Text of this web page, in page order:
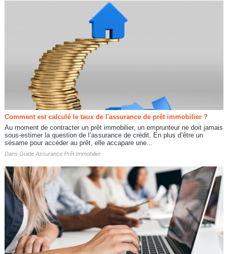
Comment est calculé le taux de l'assurance de prêt immobilier ?
Au moment de contracter un prêt immobilier, un emprunteur ne doit jamais
sous-estimer la question de l’assurance de crédit. En plus d’être un
sésame pour accéder au prêt, elle accapare une...
Dans Guide Assurance Prêt Immobilier